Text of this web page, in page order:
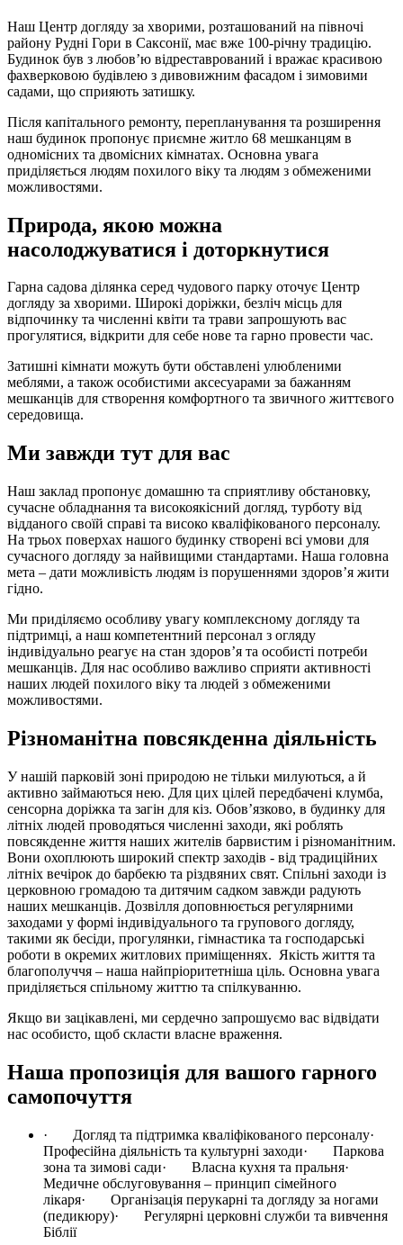
Наш Центр догляду за хворими, розташований на півночі
району Рудні Гори в Саксонії, має вже 100-річну традицію.
Будинок був з любов’ю відреставрований і вражає красивою
фахверковою будівлею з дивовижним фасадом і зимовими
садами, що сприяють затишку.
Після капітального ремонту, перепланування та розширення
наш будинок пропонує приємне житло 68 мешканцям в
одномісних та двомісних кімнатах. Основна увага
приділяється людям похилого віку та людям з обмеженими
можливостями.
Природа, якою можна
насолоджуватися і доторкнутися
Гарна садова ділянка серед чудового парку оточує Центр
догляду за хворими. Широкі доріжки, безліч місць для
відпочинку та численні квіти та трави запрошують вас
прогулятися, відкрити для себе нове та гарно провести час.
Затишні кімнати можуть бути обставлені улюбленими
меблями, а також особистими аксесуарами за бажанням
мешканців для створення комфортного та звичного життєвого
середовища.
Ми завжди тут для вас
Наш заклад пропонує домашню та сприятливу обстановку,
сучасне обладнання та високоякісний догляд, турботу від
відданого своїй справі та високо кваліфікованого персоналу.
На трьох поверхах нашого будинку створені всі умови для
сучасного догляду за найвищими стандартами. Наша головна
мета – дати можливість людям із порушеннями здоров’я жити
гідно.
Ми приділяємо особливу увагу комплексному догляду та
підтримці, а наш компетентний персонал з огляду
індивідуально реагує на стан здоров’я та особисті потреби
мешканців. Для нас особливо важливо сприяти активності
наших людей похилого віку та людей з обмеженими
можливостями.
Різноманітна повсякденна діяльність
У нашій парковій зоні природою не тільки милуються, а й
активно займаються нею. Для цих цілей передбачені клумба,
сенсорна доріжка та загін для кіз. Обов’язково, в будинку для
літніх людей проводяться численні заходи, які роблять
повсякденне життя наших жителів барвистим і різноманітним.
Вони охоплюють широкий спектр заходів - від традиційних
літніх вечірок до барбекю та різдвяних свят. Спільні заходи із
церковною громадою та дитячим садком завжди радують
наших мешканців. Дозвілля доповнюється регулярними
заходами у формі індивідуального та групового догляду,
такими як бесіди, прогулянки, гімнастика та господарські
роботи в окремих житлових приміщеннях. Якість життя та
благополуччя – наша найпріоритетніша ціль. Основна увага
приділяється спільному життю та спілкуванню.
Якщо ви зацікавлені, ми сердечно запрошуємо вас відвідати
нас особисто, щоб скласти власне враження.
Наша пропозиція для вашого гарного
самопочуття
· Догляд та підтримка кваліфікованого персоналу·
Професійна діяльність та культурні заходи· Паркова
зона та зимові сади· Власна кухня та пральня·
Медичне обслуговування – принцип сімейного
лікаря· Організація перукарні та догляду за ногами
(педикюру)· Регулярні церковні служби та вивчення
Біблії